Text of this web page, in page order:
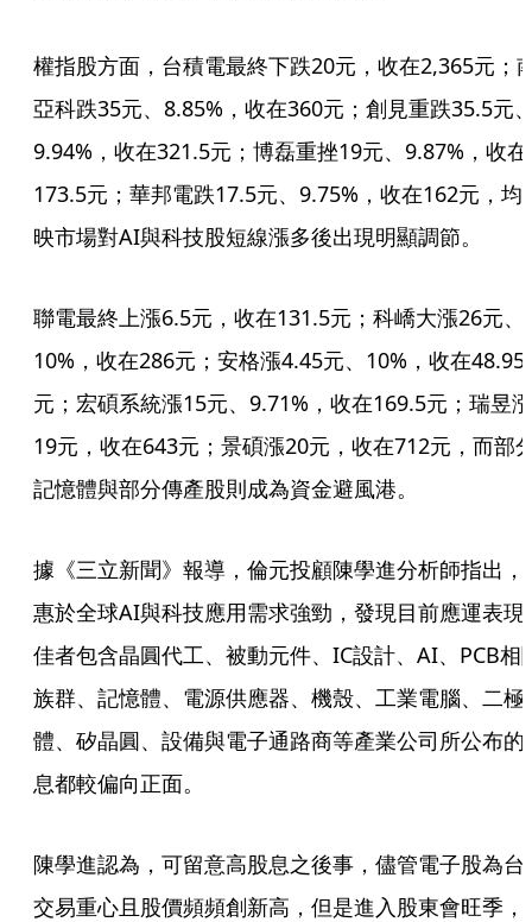
權指股方面，台積電最終下跌20元，收在2,365元；
亞科跌35元、8.85%，收在360元；創見重跌35.5元
9.94%，收在321.5元；博磊重挫19元、9.87%，收在
173.5元；華邦電跌17.5元、9.75%，收在162元，均
映市場對AI與科技股短線漲多後出現明顯調節。
聯電最終上漲6.5元，收在131.5元；科嶠大漲26元、
10%，收在286元；安格漲4.45元、10%，收在48.95
元；宏碩系統漲15元、9.71%，收在169.5元；瑞昱漲
19元，收在643元；景碩漲20元，收在712元，而部
記憶體與部分傳產股則成為資金避風港。
據《三立新聞》報導，倫元投顧陳學進分析師指出，
惠於全球AI與科技應用需求強勁，發現目前應運表現
佳者包含晶圓代工、被動元件、IC設計、AI、PCB相
族群、記憶體、電源供應器、機殼、工業電腦、二極
體、矽晶圓、設備與電子通路商等產業公司所公布的
息都較偏向正面。
陳學進認為，可留意高股息之後事，儘管電子股為台
交易重心且股價頻頻創新高，但是進入股東會旺季，